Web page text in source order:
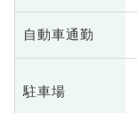
自動車通勤
駐車場